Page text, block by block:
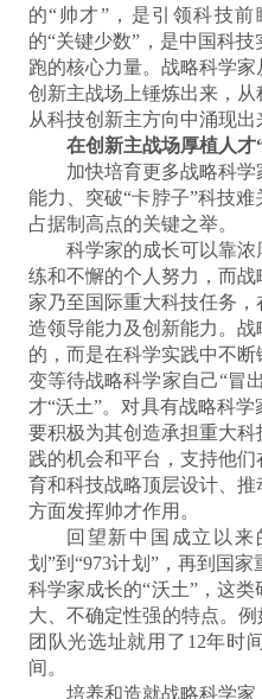
的“帅才”，是引领科技
的“关键少数”，是中国科
跑的核心力量。战略科学
创新主战场上锤炼出来，从
从科技创新主方向中涌现出
在创新主战场厚植人才
加快培育更多战略科
能力、突破“卡脖子”科技
占据制高点的关键之举。
科学家的成长可以靠浓
练和不懈的个人努力，而
家乃至国际重大科技任务
造领导能力及创新能力。
的，而是在科学实践中不
变等待战略科学家自己“冒
才“沃土”。对具有战略科
要积极为其创造承担重大
践的机会和平台，支持他
育和科技战略顶层设计、
方面发挥帅才作用。
回望新中国成立以来
划”到“973计划”，再到国
科学家成长的“沃土”，这
大、不确定性强的特点。
团队光选址就用了12年时
间。
培养和造就战略科学